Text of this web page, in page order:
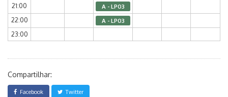
21:00 A - LP03
22:00 A - LP03
23:00
Compartilhar:
Facebook Twitter